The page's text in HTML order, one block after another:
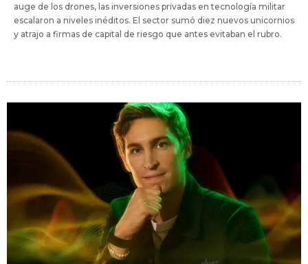
auge de los drones, las inversiones privadas en tecnología militar
escalaron a niveles inéditos. El sector sumó diez nuevos unicornios
y atrajo a firmas de capital de riesgo que antes evitaban el rubro.